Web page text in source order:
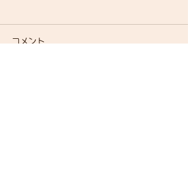
コメント